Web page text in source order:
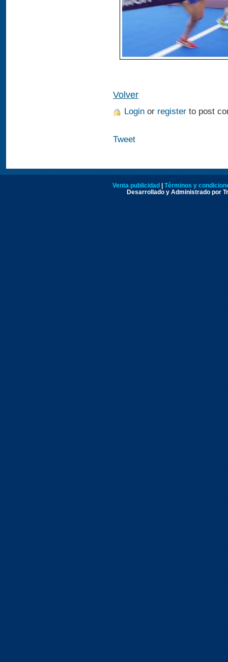
Volver
Login or register to post
Tweet
Venta publicidad | Términos y
Desarrollado y Administrado por